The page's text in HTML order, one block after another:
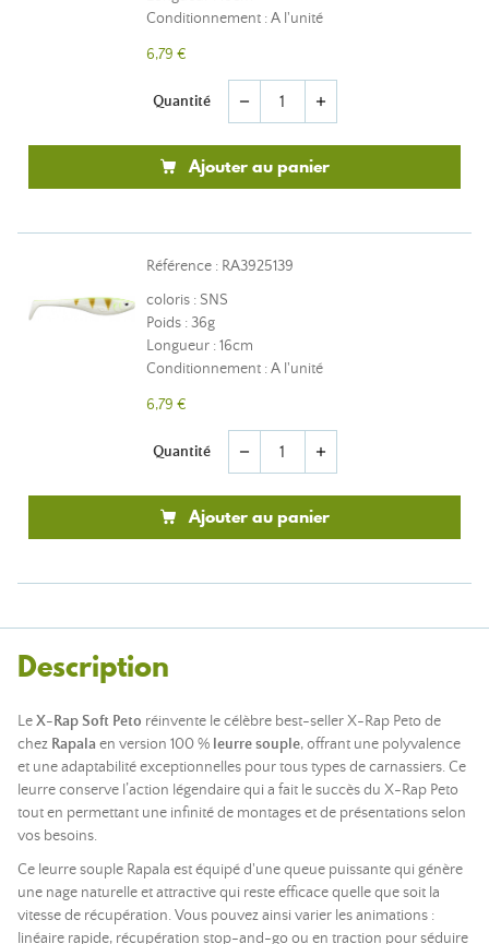
Conditionnement : A l'unité
6,79 €
Quantité remove add
Ajouter au panier
Référence : RA3925139
coloris : SNS
Poids : 36g
Longueur : 16cm
Conditionnement : A l'unité
6,79 €
Quantité remove add
Ajouter au panier
Description
LeX-Rap Soft Peto réinvente le célèbre best-seller X-Rap Peto de
chez Rapala en version 100 % leurre souple, offrant une polyvalence
et une adaptabilité exceptionnelles pour tous types de carnassiers. Ce
leurre conserve l’action légendaire qui a fait le succès du X-Rap Peto
tout en permettant une infinité de montages et de présentations selon
vos besoins.
Ce leurre souple Rapala est équipé d'une queue puissante qui génère
une nage naturelle et attractive qui reste efficace quelle que soit la
vitesse de récupération. Vous pouvez ainsi varier les animations :
linéaire rapide, récupération stop-and-go ou en traction pour séduire